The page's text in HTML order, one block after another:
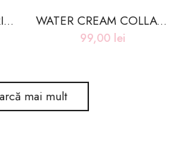
WATER CREAM CLEARING TEATREE – 50g WATER CREAM COLLAGEN MOISTURE – 50g
99,00 lei
mai mult